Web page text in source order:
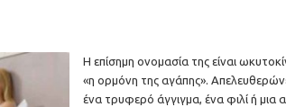
Η επίσημη ονομασία της είναι
«η ορμόνη της αγάπης».
ένα τρυφερό άγγιγμα, ένα φιλί ή μια